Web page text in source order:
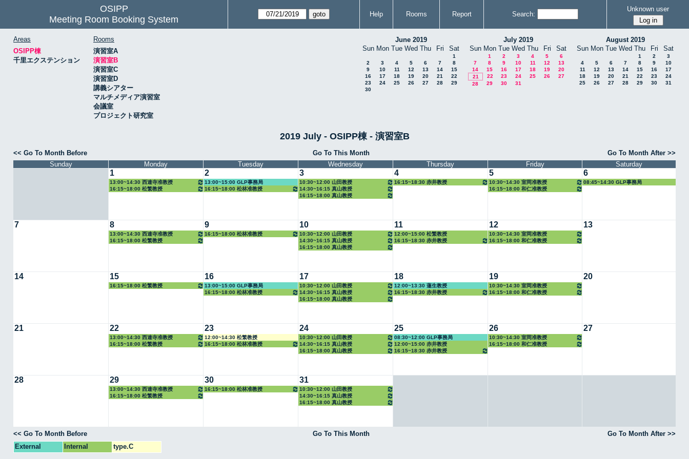
OSIPP
Meeting Room Booking System
Help Rooms Report Search:
Unknown user
Areas
OSIPP棟
千里エクステンション
Rooms
演習室A
演習室B
演習室C
演習室D
講義シアター
マルチメディア演習室
会議室
プロジェクト研究室
June 2019
Sun Mon Tue Wed Thu Fri Sat
1
2
3 4 5 6 7
8
9
10 11 12 13 14
15
16
17 18 19 20 21
22
23
24 25 26 27 28
29
30
July 2019
Sun Mon Tue Wed Thu Fri Sat
1 2 3 4 5
6
7
8 9 10 11 12
13
14
15 16 17 18 19
20
21
22 23 24 25 26
27
28
29 30 31
August 2019
Sun Mon Tue Wed Thu Fri Sat
1 2
3
4
5 6 7 8 9
10
11
12 13 14 15 16
17
18
19 20 21 22 23
24
25
26 27 28 29 30 31
2019 July - OSIPP棟 - 演習室B
<< Go To Month Before Go To This Month
Go To Month After >>
Sunday
Monday Tuesday Wednesday Thursday Friday Saturday
1
13:00~14:30 西連寺准教授
16:15~18:00 松繁教授
2
13:00~15:00 GLP事務局
16:15~18:00 松林准教授
3
10:30~12:00 山田教授
14:30~16:15 真山教授
16:15~18:00 真山教授
4
16:15~18:30 赤井教授
5
10:30~14:30 室岡准教授
16:15~18:00 和仁准教授
6
08:45~14:30 GLP事務局
7 8
13:00~14:30 西連寺准教授
16:15~18:00 松繁教授
9
16:15~18:00 松林准教授
10
10:30~12:00 山田教授
14:30~16:15 真山教授
16:15~18:00 真山教授
11
12:00~15:00 松繁教授
16:15~18:30 赤井教授
12
10:30~14:30 室岡准教授
16:15~18:00 和仁准教授
13
14 15
16:15~18:00 松繁教授
16
13:00~15:00 GLP事務局
16:15~18:00 松林准教授
17
10:30~12:00 山田教授
14:30~16:15 真山教授
16:15~18:00 真山教授
18
12:00~13:30 蓮生教授
16:15~18:30 赤井教授
19
10:30~14:30 室岡准教授
16:15~18:00 和仁准教授
20
21 22
13:00~14:30 西連寺准教授
16:15~18:00 松繁教授
23
12:00~14:30 松繁教授
16:15~18:00 松林准教授
24
10:30~12:00 山田教授
14:30~16:15 真山教授
16:15~18:00 真山教授
25
08:30~12:00 GLP事務局
12:00~15:00 赤井教授
16:15~18:30 赤井教授
26
10:30~14:30 室岡准教授
16:15~18:00 和仁准教授
27
28 29
13:00~14:30 西連寺准教授
16:15~18:00 松繁教授
30
16:15~18:00 松林准教授
31
10:30~12:00 山田教授
14:30~16:15 真山教授
16:15~18:00 真山教授
<< Go To Month Before Go To This Month
Go To Month After >>
External
Internal type.C